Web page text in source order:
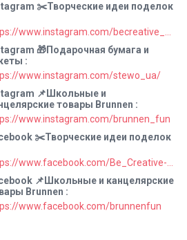
✂️Творческие идеи поделок
🎁Подарочная бумага и
www.instagram.com/stewo_ua/
📌Школьные и
товары Brunnen
www.instagram.com/brunnen_fun
✂️Творческие идеи поделок
📌Школьные и канцелярские
Brunnen
www.facebook.com/brunnenfun